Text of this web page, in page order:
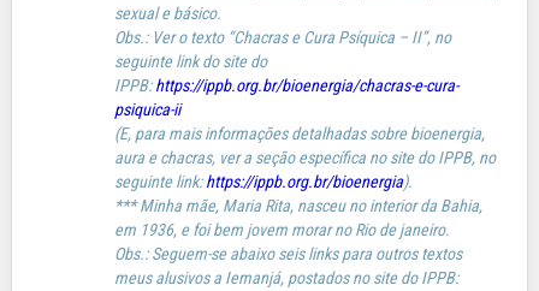
sexual e básico.
Obs.: Ver o texto “Chacras e Cura Psíquica – II”, no
seguinte link do site do
IPPB:https://ippb.org.br/bioenergia/chacras-e-cura-
psiquica-ii
(E, para mais informações detalhadas sobre bioenergia,
aura e chacras, ver a seção específica no site do IPPB, no
seguinte link:https://ippb.org.br/bioenergia).
*** Minha mãe, Maria Rita, nasceu no interior da Bahia,
em 1936, e foi bem jovem morar no Rio de janeiro.
Obs.: Seguem-se abaixo seis links para outros textos
meus alusivos a Iemanjá, postados no site do IPPB: